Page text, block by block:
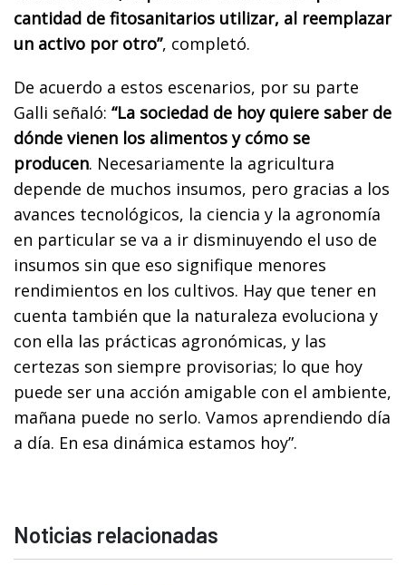
cantidad de fitosanitarios utilizar, al reemplazar
un activo por otro”, completó.
De acuerdo a estos escenarios, por su parte
Galli señaló: “La sociedad de hoy quiere saber de
dónde vienen los alimentos y cómo se
producen. Necesariamente la agricultura
depende de muchos insumos, pero gracias a los
avances tecnológicos, la ciencia y la agronomía
en particular se va a ir disminuyendo el uso de
insumos sin que eso signifique menores
rendimientos en los cultivos. Hay que tener en
cuenta también que la naturaleza evoluciona y
con ella las prácticas agronómicas, y las
certezas son siempre provisorias; lo que hoy
puede ser una acción amigable con el ambiente,
mañana puede no serlo. Vamos aprendiendo día
a día. En esa dinámica estamos hoy”.
Noticias relacionadas